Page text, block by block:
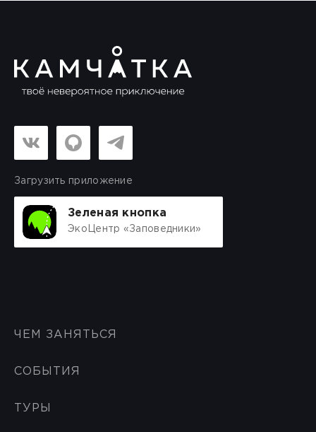
Загрузить приложение
Зеленая кнопка
ЭкоЦентр «Заповедники»
ЧЕМ ЗАНЯТЬСЯ
СОБЫТИЯ
ТУРЫ